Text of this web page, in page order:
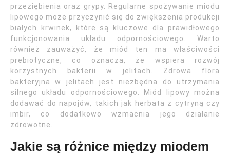
przeziębienia oraz grypy. Regularne spożywanie miodu
lipowego może przyczynić się do zwiększenia produkcji
białych krwinek, które są kluczowe dla prawidłowego
funkcjonowania układu odpornościowego. Warto
również zauważyć, że miód ten ma właściwości
prebiotyczne, co oznacza, że wspiera rozwój
korzystnych bakterii w jelitach. Zdrowa flora
bakteryjna w jelitach jest niezbędna do utrzymania
silnego układu odpornościowego. Miód lipowy można
dodawać do napojów, takich jak herbata z cytryną czy
imbir, co dodatkowo wzmacnia jego działanie
zdrowotne.
Jakie są różnice między miodem